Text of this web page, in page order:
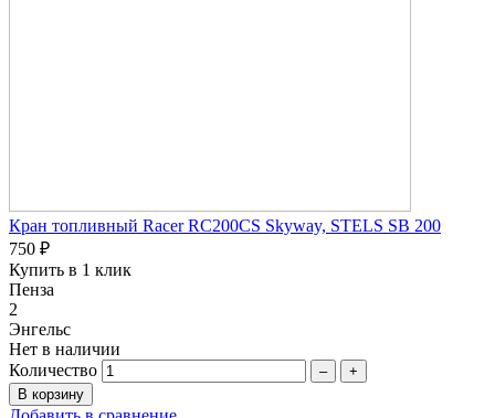
Кран топливный Racer RC200CS Skyway, STELS SB 200
750 ₽
Купить в 1 клик
Пенза
2
Энгельс
Нет в наличии
Количество
– +